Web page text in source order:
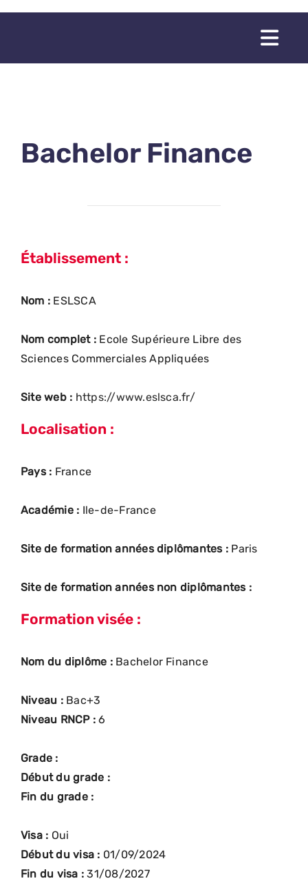
Bachelor Finance
Établissement :
Nom : ESLSCA
Nom complet : Ecole Supérieure Libre des
Sciences Commerciales Appliquées
Site web : https://www.eslsca.fr/
Localisation :
Pays : France
Académie : Ile-de-France
Site de formation années diplômantes : Paris
Site de formation années non diplômantes :
Formation visée :
Nom du diplôme : Bachelor Finance
Niveau : Bac+3
Niveau RNCP :6
Grade :
Début du grade :
Fin du grade :
Visa : Oui
Début du visa : 01/09/2024
Fin du visa :31/08/2027